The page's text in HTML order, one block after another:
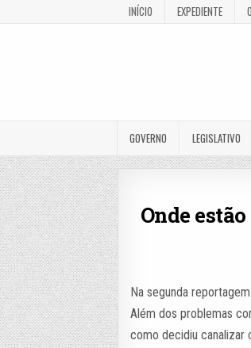
INÍCIO EXPEDIENTE
GOVERNO LEGISLATIVO
Onde
Na segunda
Além dos problemas
como decidiu canalizar